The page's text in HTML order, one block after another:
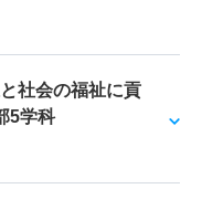
社会の福祉に貢
5学科